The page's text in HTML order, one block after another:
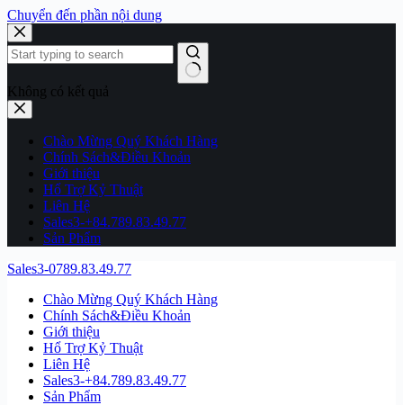
Chuyển đến phần nội dung
Không có kết quả
Chào Mừng Quý Khách Hàng
Chính Sách&Điều Khoản
Giới thiệu
Hổ Trợ Kỷ Thuật
Liên Hệ
Sales3-+84.789.83.49.77
Sản Phẩm
Sales3-0789.83.49.77
Chào Mừng Quý Khách Hàng
Chính Sách&Điều Khoản
Giới thiệu
Hổ Trợ Kỷ Thuật
Liên Hệ
Sales3-+84.789.83.49.77
Sản Phẩm